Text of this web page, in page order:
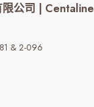
公司 | Centaline
& 2-096